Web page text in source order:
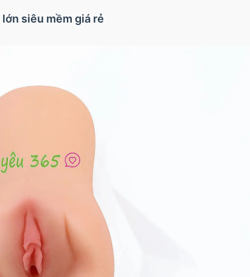
siêu mềm giá rẻ